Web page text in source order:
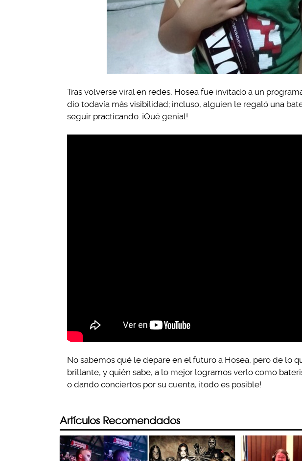
Tras volverse viral en redes, Hosea fue invitado a un
dio todavía más visibilidad; incluso, alguien le regaló una
seguir practicando. ¡Qué genial!
No sabemos qué le depare en el futuro a Hosea, pero de lo
brillante, y quién sabe, a lo mejor logramos verlo como
o dando conciertos por su cuenta, ¡todo es posible!
Artículos Recomendados